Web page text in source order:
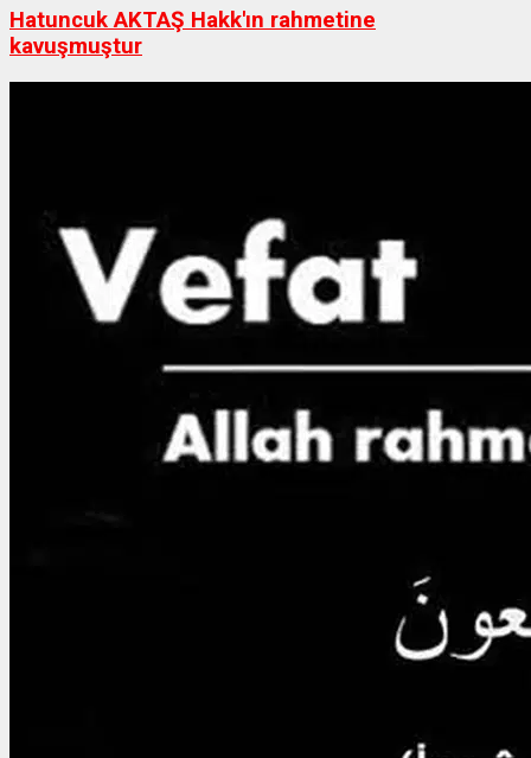
Hatuncuk AKTAŞ Hakk'ın rahmetine
kavuşmuştur